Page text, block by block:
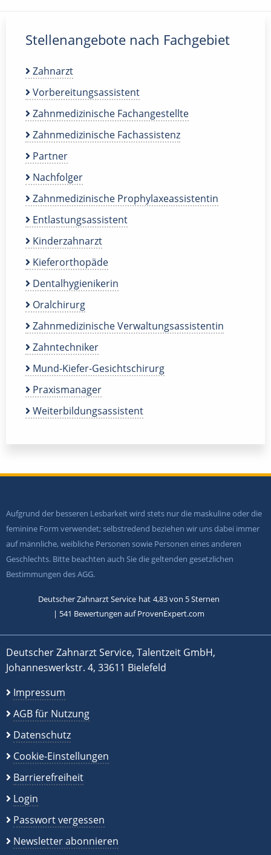
Stellenangebote nach Fachgebiet
Zahnarzt
Vorbereitungsassistent
Zahnmedizinische Fachangestellte
Zahnmedizinische Fachassistenz
Partner
Nachfolger
Zahnmedizinische Prophylaxeassistentin
Entlastungsassistent
Kinderzahnarzt
Kieferorthopäde
Dentalhygienikerin
Oralchirurg
Zahnmedizinische Verwaltungsassistentin
Zahntechniker
Mund-Kiefer-Gesichtschirurg
Praxismanager
Weiterbildungsassistent
Aufgrund der besseren Lesbarkeit wird stets nur die maskuline oder die
feminine Form verwendet; selbstredend beziehen wir uns dabei immer
auf männliche, weibliche Personen sowie Personen eines anderen
Geschlechts. Bitte beachten auch Sie die geltenden gesetzlichen
Bestimmungen des AGG.
Deutscher Zahnarzt Service hat 4,83von 5Sternen
| 541 Bewertungen auf ProvenExpert.com
Deutscher Zahnarzt Service, Talentzeit GmbH,
Johanneswerkstr. 4, 33611 Bielefeld
Impressum
AGB für Nutzung
Datenschutz
Cookie-Einstellungen
Barrierefreiheit
Login
Passwort vergessen
Newsletter abonnieren